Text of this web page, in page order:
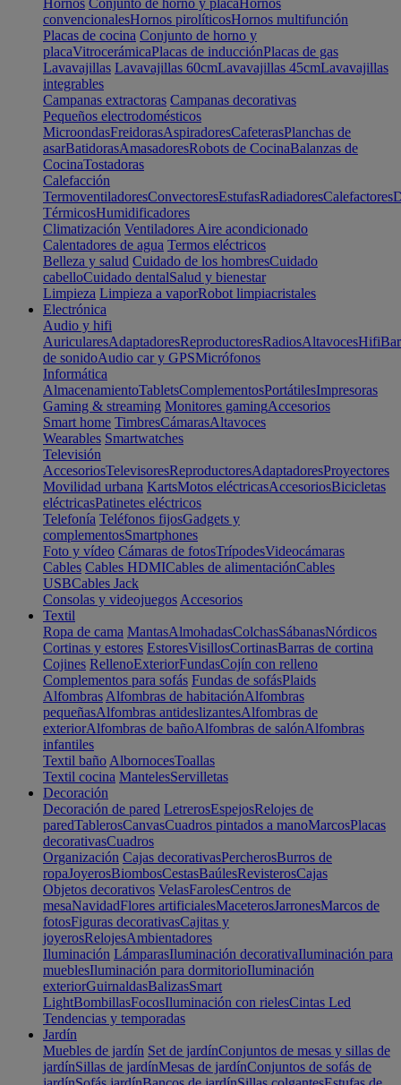
Hornos Conjunto de horno y placaHornos
convencionalesHornos pirolíticosHornos multifunción
Placas de cocina Conjunto de horno y
placaVitrocerámicaPlacas de inducciónPlacas de gas
Lavavajillas Lavavajillas 60cmLavavajillas 45cmLavavajillas
integrables
Campanas extractoras Campanas decorativas
Pequeños electrodomésticos
MicroondasFreidorasAspiradoresCafeterasPlanchas de
asarBatidorasAmasadoresRobots de CocinaBalanzas de
CocinaTostadoras
Calefacción
TermoventiladoresConvectoresEstufasRadiadoresCalefactores
TérmicosHumidificadores
Climatización Ventiladores Aire acondicionado
Calentadores de agua Termos eléctricos
Belleza y salud Cuidado de los hombresCuidado
cabelloCuidado dentalSalud y bienestar
Limpieza Limpieza a vaporRobot limpiacristales
Electrónica
Audio y hifi
AuricularesAdaptadoresReproductoresRadiosAltavocesHifi
de sonidoAudio car y GPSMicrófonos
Informática
AlmacenamientoTabletsComplementosPortátilesImpresoras
Gaming & streaming Monitores gamingAccesorios
Smart home TimbresCámarasAltavoces
Wearables Smartwatches
Televisión
AccesoriosTelevisoresReproductoresAdaptadoresProyectores
Movilidad urbana KartsMotos eléctricasAccesoriosBicicletas
eléctricasPatinetes eléctricos
Telefonía Teléfonos fijosGadgets y
complementosSmartphones
Foto y vídeo Cámaras de fotosTrípodesVideocámaras
Cables Cables HDMICables de alimentaciónCables
USBCables Jack
Consolas y videojuegos Accesorios
Textil
Ropa de cama MantasAlmohadasColchasSábanasNórdicos
Cortinas y estores EstoresVisillosCortinasBarras de cortina
Cojines RellenoExteriorFundasCojín con relleno
Complementos para sofás Fundas de sofásPlaids
Alfombras Alfombras de habitaciónAlfombras
pequeñasAlfombras antideslizantesAlfombras de
exteriorAlfombras de bañoAlfombras de salónAlfombras
infantiles
Textil baño AlbornocesToallas
Textil cocina MantelesServilletas
Decoración
Decoración de pared LetrerosEspejosRelojes de
paredTablerosCanvasCuadros pintados a manoMarcosPlacas
decorativasCuadros
Organización Cajas decorativasPercherosBurros de
ropaJoyerosBiombosCestasBaúlesRevisterosCajas
Objetos decorativos VelasFarolesCentros de
mesaNavidadFlores artificialesMaceterosJarronesMarcos de
fotosFiguras decorativasCajitas y
joyerosRelojesAmbientadores
Iluminación LámparasIluminación decorativaIluminación para
mueblesIluminación para dormitorioIluminación
exteriorGuirnaldasBalizasSmart
LightBombillasFocosIluminación con rielesCintas Led
Tendencias y temporadas
Jardín
Muebles de jardín Set de jardínConjuntos de mesas y sillas de
jardínSillas de jardínMesas de jardínConjuntos de sofás de